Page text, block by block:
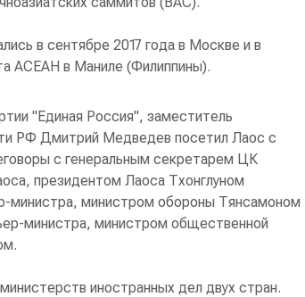
в сентябре 2017 года в Москве и в
АСЕАН в Маниле (Филиппины).
"Единая Россия", заместитель
РФ Дмитрий Медведев посетил Лаос с
с генеральным секретарем ЦК
президентом Лаоса Тхонглуном
министра, министром обороны Тянсамоном
министра, министром общественной
иностранных дел двух стран.